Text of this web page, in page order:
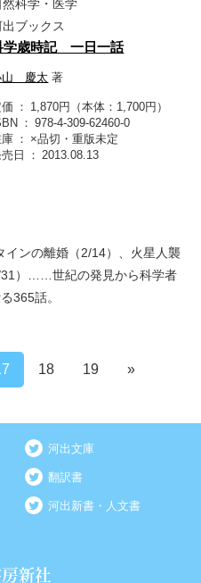
然科学・医学
出ブックス
学歳時記 一日一話
山 慶太 著
1,870円（本体：1,700円）
978-4-309-62460-0
×品切・重版未定
日
2013.08.13
インの離婚（2/14）、火星人襲
31）……世紀の発見から科学者
365話。
18 19 »
河出文庫
翻訳書
河出新書・人文書